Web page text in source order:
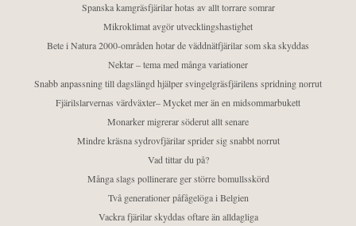
Spanska kamgräsfjärilar hotas av allt torrare somrar
Mikroklimat avgör utvecklingshastighet
Bete i Natura 2000-områden hotar de väddnätfjärilar som ska skyddas
Nektar – tema med många variationer
Snabb anpassning till dagslängd hjälper svingelgräsfjärilens spridning norrut
Fjärilslarvernas värdväxter– Mycket mer än en midsommarbukett
Monarker migrerar söderut allt senare
Mindre kräsna sydrovfjärilar sprider sig snabbt norrut
Vad tittar du på?
Många slags pollinerare ger större bomullsskörd
Två generationer påfågelöga i Belgien
Vackra fjärilar skyddas oftare än alldagliga